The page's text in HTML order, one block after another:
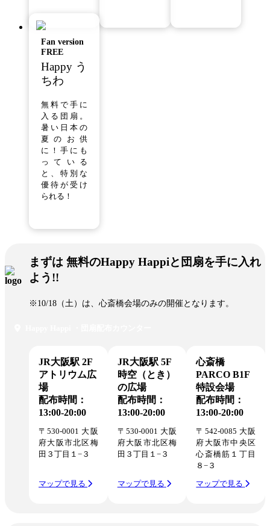
Fan version
FREE
Happy う
ちわ
無料で手に
入る団扇。
暑い日本の
夏のお供
に！手にも
っている
と、特別な
優待が受け
られる！
まずは 無料のHappy Happiと団扇を手に入れ
よう!!
※10/18（土）は、心斎橋会場のみの開催となります。
JR大阪駅 2F
アトリウム広
場
配布時間：
13:00-20:00
〒530-0001 大阪
府大阪市北区梅
田３丁目１−３
マップで見る
JR大阪駅 5F
時空（とき）
の広場
配布時間：
13:00-20:00
〒530-0001 大阪
府大阪市北区梅
田３丁目１−３
マップで見る
心斎橋
PARCO B1F
特設会場
配布時間：
13:00-20:00
〒542-0085 大阪
府大阪市中央区
心斎橋筋１丁目
８−３
マップで見る